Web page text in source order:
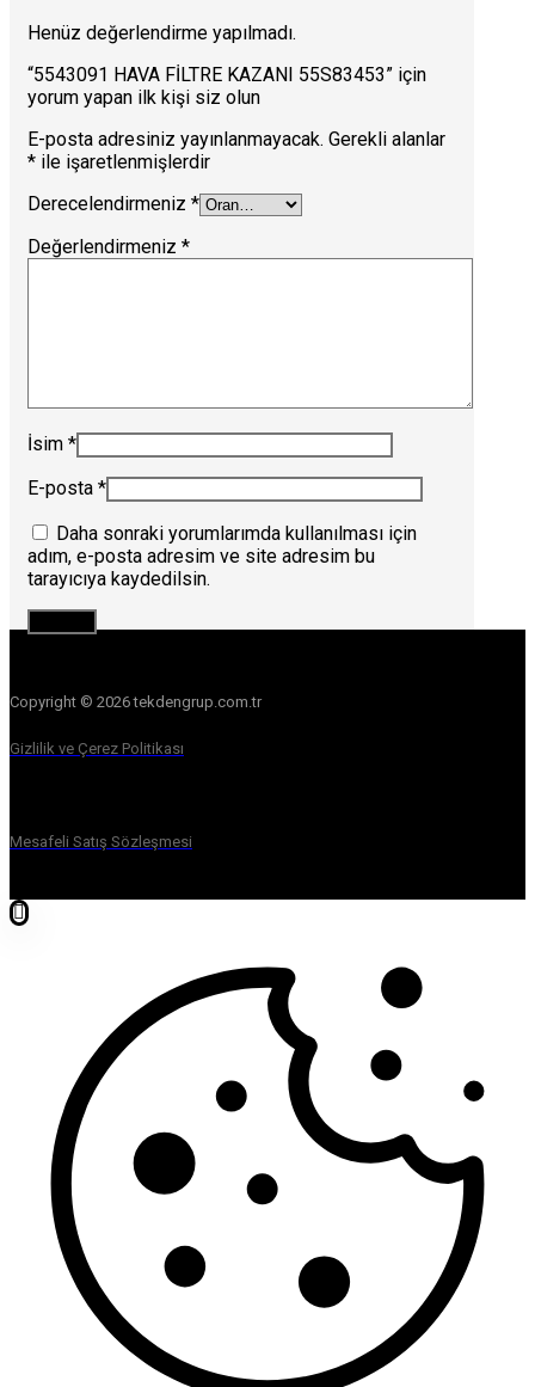
Henüz değerlendirme yapılmadı.
“5543091 HAVA FİLTRE KAZANI 55S83453” için
yorum yapan ilk kişi siz olun
E-posta adresiniz yayınlanmayacak. Gerekli alanlar
* ile işaretlenmişlerdir
Derecelendirmeniz *
Değerlendirmeniz *
İsim *
E-posta *
Daha sonraki yorumlarımda kullanılması için
adım, e-posta adresim ve site adresim bu
tarayıcıya kaydedilsin.
Copyright © 2026 tekdengrup.com.tr
Gizlilik ve Çerez Politikası
Mesafeli Satış Sözleşmesi